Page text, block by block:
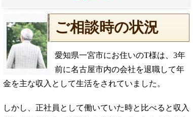
ご相談時の状況
愛知県一宮市にお住いのT様は、3年
前に名古屋市内の会社を退職して年
金を主な収入として生活をされていました。
しかし、正社員として働いていた時と比べると収入